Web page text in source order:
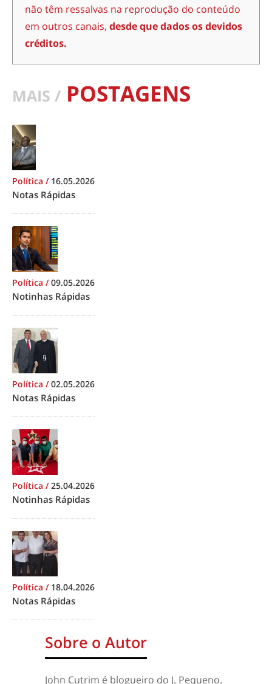
não têm ressalvas na reprodução do conteúdo
em outros canais, desde que dados os devidos
créditos.
MAIS / POSTAGENS
Política / 16.05.2026
Notas Rápidas
Política /09.05.2026
Notinhas Rápidas
Política /02.05.2026
Notas Rápidas
Política /25.04.2026
Notinhas Rápidas
Política / 18.04.2026
Notas Rápidas
Sobre o Autor
John Cutrim é blogueiro do J. Pequeno.